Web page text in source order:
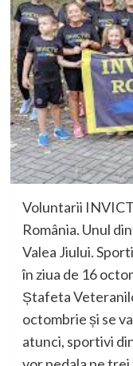
Voluntarii
România. Unul
Valea Jiului.
în ziua de 16
Ștafeta
octombrie și se
atunci, sportivi